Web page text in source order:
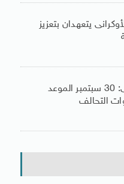
يتعهدان بتعزيز
رئيس الوزراء العراقى: 30 سبتمبر الموعد
التحالف